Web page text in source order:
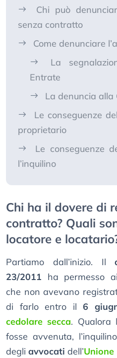
Chi può
senza contratto
Come denunciare
La
Entrate
La denuncia alla
Le conseguenze
proprietario
Le conseguenze
l’inquilino
Chi ha il dovere di
contratto? Quali
locatore e
Partiamo dall’inizio. Il
23/2011 ha permesso
che non avevano
di farlo entro il 6
cedolare secca. Qualora
fosse avvenuta,
degliavvocati dell’